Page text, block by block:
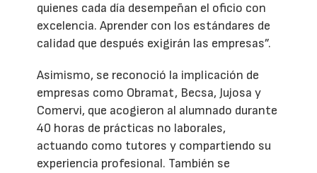
quienes cada día desempeñan el oficio con
excelencia. Aprender con los estándares de
calidad que después exigirán las empresas”.
Asimismo, se reconoció la implicación de
empresas como Obramat, Becsa, Jujosa y
Comervi, que acogieron al alumnado durante
40 horas de prácticas no laborales,
actuando como tutores y compartiendo su
experiencia profesional. También se